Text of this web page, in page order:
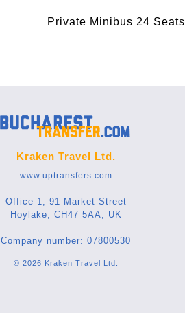
Private Minibus 24 Seats
Kraken Travel Ltd.
www.uptransfers.com
Office 1, 91 Market Street
Hoylake, CH47 5AA, UK
Company number: 07800530
© 2026 Kraken Travel Ltd.